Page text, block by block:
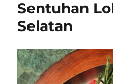
Sentuhan
Selatan